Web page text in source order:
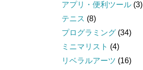
アプリ・便利ツール (3)
テニス (8)
プログラミング (34)
ミニマリスト (4)
リベラルアーツ (16)